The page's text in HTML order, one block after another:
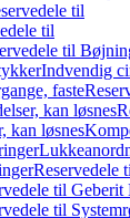
til
til
til
Indvendig
faste
kan løsnes
kan løsnes
Reservedele
til Geberit
til